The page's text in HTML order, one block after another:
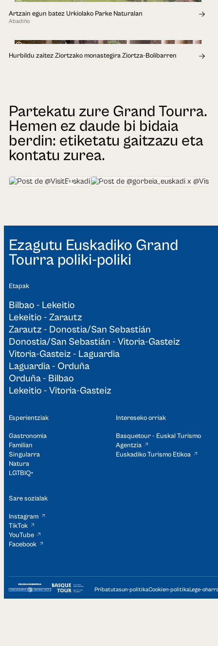
4h
Artzain egun batez Urkiolako Parke Naturalan
Abadiño
1h
Hurbildu zaitez Ziortzako monastegira Ziortza-Bolibarren
Partekatu zure Grand Tourra.
Hemen ez daude bi bidaia
berdin: etiketatu gaitzazu eta
kontatu zurea.
@VisitEuskadi @gorbeia_euskadi x @VisitEuskadi
Etapak
Bilbao - Lekeitio
Lekeitio - Zarautz
Zarautz - Donostia/San Sebastián
Donostia/San Sebastián - Vitoria-Gasteiz
Vitoria-Gasteiz - Laguardia
Laguardia - Orduña
Orduña - Bilbao
Lekeitio - Vitoria-Gasteiz
Esperientziak
Gastronomia
Familian
Singularra
Natura
LGTBIQ+
Intereseko orriak
Basquetour - Euskal Turismo
Agentzia
Euskadiko Turismo Etikoa
Sare sozialak
Instagram
TikTok
YouTube
Facebook
Ezagutu Euskadiko Grand
Tourra poliki-poliki
Pribatutasun-politikaCookien-politikaLege-